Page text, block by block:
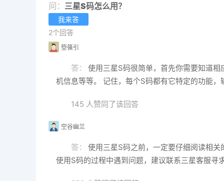
问： 三星S码怎么用？
我来答
2个回答
箜篌引
答：
使用三星S码很简单，首先你需要知道
机信息等等。 记住，每个S码都有它特定的功能，
145 人赞同了该回答
空谷幽兰
答：
使用三星S码之前，一定要仔细阅读相
使用S码的过程中遇到问题，建议联系三星客服寻求